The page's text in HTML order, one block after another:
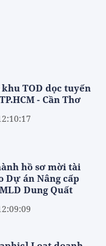
TOD dọc tuyến
- Cần Thơ
hồ sơ mời tài
Dự án Nâng cấp
Dung Quất